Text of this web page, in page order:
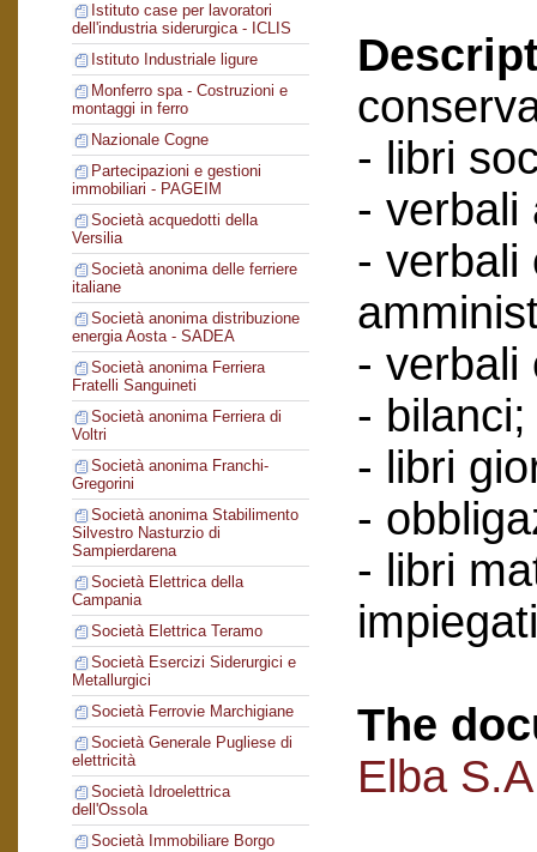
Istituto case per lavoratori
dell'industria siderurgica - ICLIS
Istituto Industriale ligure
Monferro spa - Costruzioni e
montaggi in ferro
Nazionale Cogne
Partecipazioni e gestioni
immobiliari - PAGEIM
Società acquedotti della
Versilia
Società anonima delle ferriere
italiane
Società anonima distribuzione
energia Aosta - SADEA
Società anonima Ferriera
Fratelli Sanguineti
Società anonima Ferriera di
Voltri
Società anonima Franchi-
Gregorini
Società anonima Stabilimento
Silvestro Nasturzio di
Sampierdarena
Società Elettrica della
Campania
Società Elettrica Teramo
Società Esercizi Siderurgici e
Metallurgici
Società Ferrovie Marchigiane
Società Generale Pugliese di
elettricità
Società Idroelettrica
dell'Ossola
Società Immobiliare Borgo
- libri
- verbali
- verbali
- verbali
- bilanci;
- libri
-
- libri
The
Elba